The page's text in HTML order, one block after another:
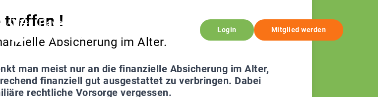
Login Mitglied werden
treffen !
Absicherung im Alter.
man meist nur an die finanzielle Absicherung im Alter,
finanziell gut ausgestattet zu verbringen. Dabei
rechtliche Vorsorge vergessen.